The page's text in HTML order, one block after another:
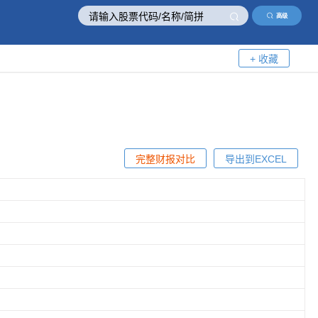
高级
+ 收藏
导出到EXCEL
完整财报对比